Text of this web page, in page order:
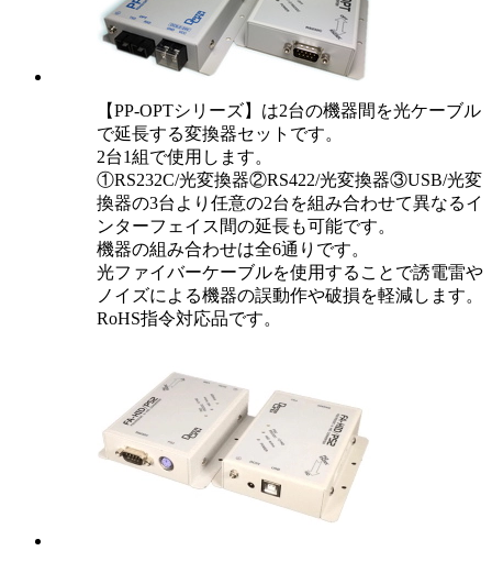
【PP-OPTシリーズ】は2台の機器間を光ケーブル
で延長する変換器セットです。
2台1組で使用します。
①RS232C/光変換器②RS422/光変換器③USB/光変
換器の3台より任意の2台を組み合わせて異なるイ
ンターフェイス間の延長も可能です。
機器の組み合わせは全6通りです。
光ファイバーケーブルを使用することで誘電雷や
ノイズによる機器の誤動作や破損を軽減します。
RoHS指令対応品です。